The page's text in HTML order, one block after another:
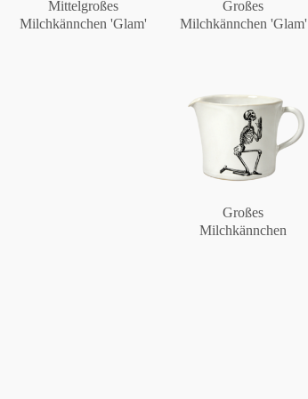
Mittelgroßes
Milchkännchen 'Glam'
Großes
Milchkännchen 'Glam'
Großes
Milchkännchen